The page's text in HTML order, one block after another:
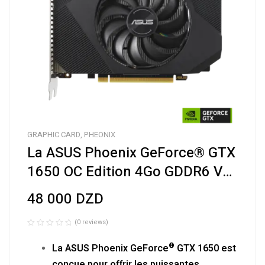
GRAPHIC CARD, PHEONIX
La ASUS Phoenix GeForce® GTX
1650 OC Edition 4Go GDDR6 V2
est votre ticket pour accéder au
gaming sur PC
48 000 DZD
(0 reviews)
La ASUS Phoenix GeForce® GTX 1650 est